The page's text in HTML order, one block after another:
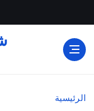
الرئيسية